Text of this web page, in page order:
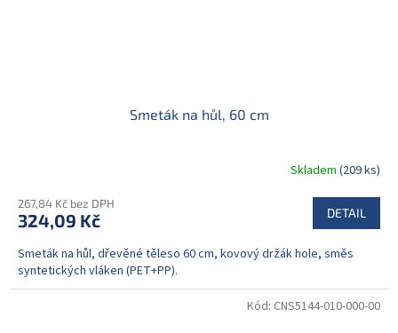
Smeták na hůl, 60 cm
Skladem (209 ks)
267,84 Kč bez DPH
324,09 Kč DETAIL
Smeták na hůl, dřevěné těleso 60 cm, kovový držák hole, směs
syntetických vláken (PET+PP).
Kód: CNS5144-010-000-00